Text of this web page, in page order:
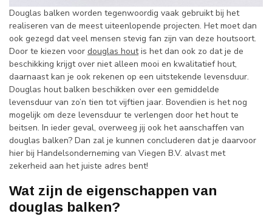
Douglas balken worden tegenwoordig vaak gebruikt bij het
realiseren van de meest uiteenlopende projecten. Het moet dan
ook gezegd dat veel mensen stevig fan zijn van deze houtsoort.
Door te kiezen voor douglas houtis het dan ook zo dat je de
beschikking krijgt over niet alleen mooi en kwalitatief hout,
daarnaast kan je ook rekenen op een uitstekende levensduur.
Douglas hout balken beschikken over een gemiddelde
levensduur van zo’n tien tot vijftien jaar. Bovendien is het nog
mogelijk om deze levensduur te verlengen door het hout te
beitsen. In ieder geval, overweeg jij ook het aanschaffen van
douglas balken? Dan zal je kunnen concluderen dat je daarvoor
hier bij Handelsonderneming van Viegen B.V. alvast met
zekerheid aan het juiste adres bent!
Wat zijn de eigenschappen van
douglas balken?